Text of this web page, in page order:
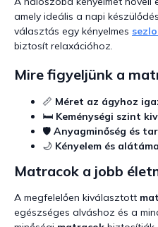
amely ideális a napi
választás egy kényelmes
biztosít relaxációhoz.
Mire figyeljünk a
📏 Méret az ágyhoz
🛏️ Keménységi szint
🛡️ Anyagminőség és
🌙 Kényelem és
Matracok a jobb
A megfelelően kiválasztott
egészséges alváshoz és a